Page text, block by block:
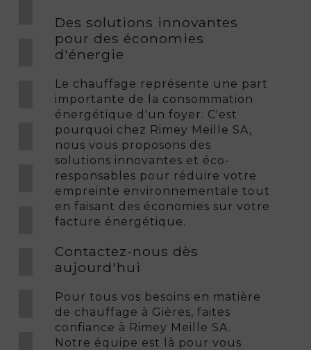
Des solutions innovantes
pour des économies
d'énergie
Le chauffage représente une part
importante de la consommation
énergétique d'un foyer. C'est
pourquoi chez Rimey Meille SA,
nous vous proposons des
solutions innovantes et éco-
responsables pour réduire votre
empreinte environnementale tout
en faisant des économies sur votre
facture énergétique.
Contactez-nous dès
aujourd'hui
Pour tous vos besoins en matière
de chauffage à Gières, faites
confiance à Rimey Meille SA.
Notre équipe est là pour vous